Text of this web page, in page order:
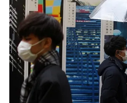
Tư vấn
Chuyên mục khác
Emagazine
Photo